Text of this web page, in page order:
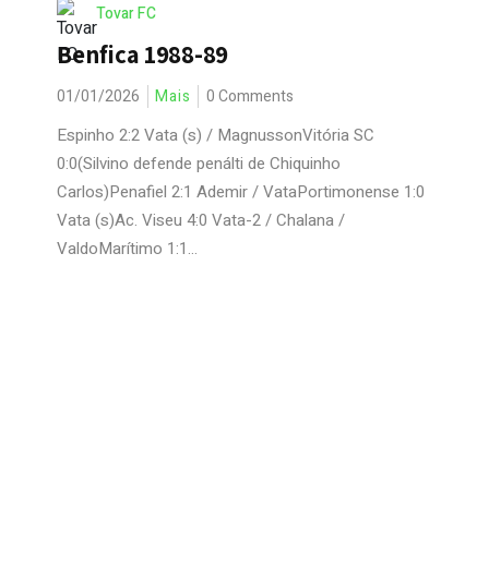
Tovar FC
Benfica 1988-89
01/01/2026 Mais 0 Comments
Espinho 2:2 Vata (s) / MagnussonVitória SC
0:0(Silvino defende penálti de Chiquinho
Carlos)Penafiel 2:1 Ademir / VataPortimonense 1:0
Vata (s)Ac. Viseu 4:0 Vata-2 / Chalana /
ValdoMarítimo 1:1...